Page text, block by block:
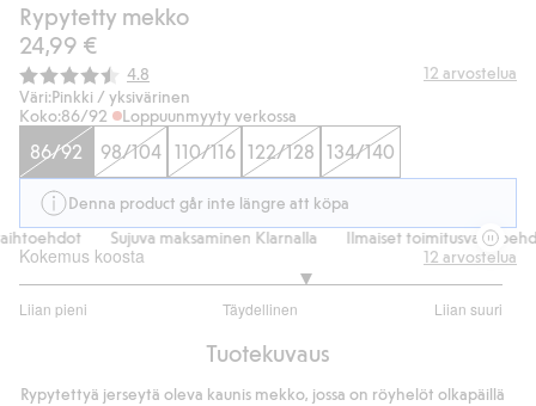
Rypytetty mekko
24,99 €
Keskimääräinen luokitus:
4.8 12 arvostelua
Väri:Pinkki / yksivärinen
Koko:86/92 Loppuunmyyty verkossa
86/92 98/104 110/116 122/128 134/140
Denna product går inte längre att köpa
Sujuva maksaminen Klarnalla Ilmaiset toimitusvaihtoehdot
Kokemus koosta
Liian pieni Täydellinen Liian suuri
/
ääneen
12 arvostelua
Tuotekuvaus
Rypytettyä jerseytä oleva kaunis mekko, jossa on röyhelöt olkapäillä